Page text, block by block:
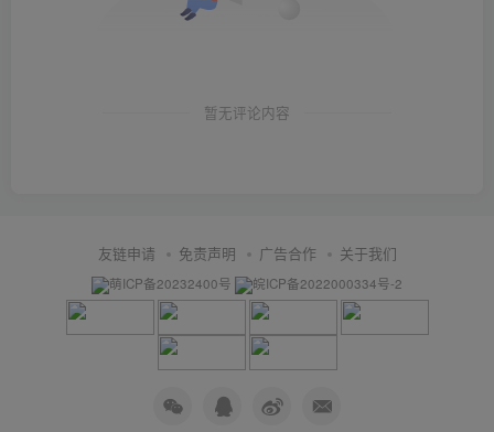
暂无评论内容
友链申请 免责声明 广告合作 关于我们
萌ICP备20232400号 皖ICP备2022000334号-2